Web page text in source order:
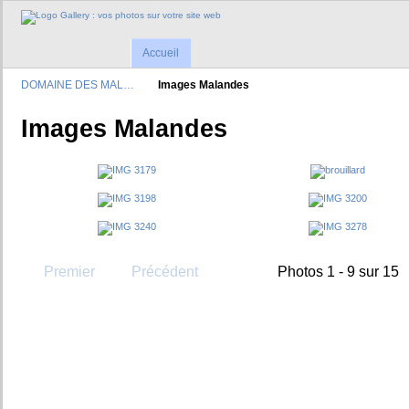
Accueil
DOMAINE DES MAL… Images Malandes
Images Malandes
Premier Précédent Photos 1 - 9 sur 15